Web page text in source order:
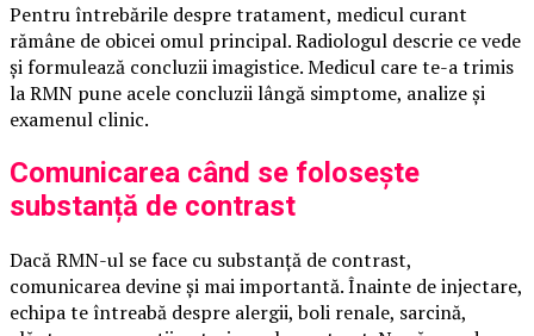
Pentru întrebările despre tratament, medicul curant
rămâne de obicei omul principal. Radiologul descrie ce vede
și formulează concluzii imagistice. Medicul care te-a trimis
la RMN pune acele concluzii lângă simptome, analize și
examenul clinic.
Comunicarea când se folosește
substanță de contrast
Dacă RMN-ul se face cu substanță de contrast,
comunicarea devine și mai importantă. Înainte de injectare,
echipa te întreabă despre alergii, boli renale, sarcină,